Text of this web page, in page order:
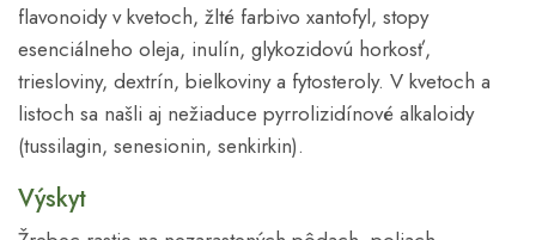
flavonoidy v kvetoch, žlté farbivo xantofyl, stopy
esenciálneho oleja, inulín, glykozidovú horkosť,
triesloviny, dextrín, bielkoviny a fytosteroly. V kvetoch a
listoch sa našli aj nežiaduce pyrrolizidínové alkaloidy
(tussilagin, senesionin, senkirkin).
Výskyt